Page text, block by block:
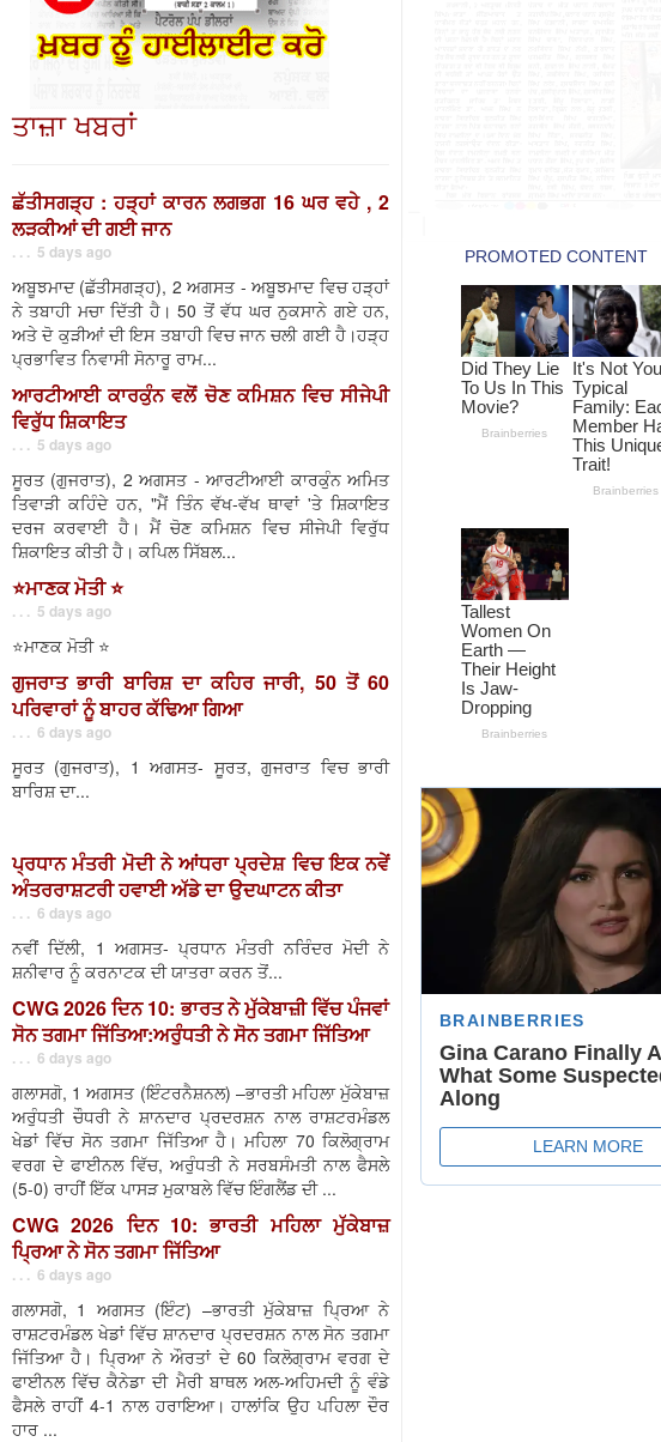
ਤਾਜ਼ਾ ਖਬਰਾਂ
ਛੱਤੀਸਗੜ੍ਹ : ਹੜ੍ਹਾਂ ਕਾਰਨ ਲਗਭਗ 16 ਘਰ ਵਹੇ , 2
ਲੜਕੀਆਂ ਦੀ ਗਈ ਜਾਨ
. . . 5 days ago
ਅਬੂਝਮਾਦ (ਛੱਤੀਸਗੜ੍ਹ), 2 ਅਗਸਤ - ਅਬੂਝਮਾਦ ਵਿਚ ਹੜ੍ਹਾਂ
ਨੇ ਤਬਾਹੀ ਮਚਾ ਦਿੱਤੀ ਹੈ। 50 ਤੋਂ ਵੱਧ ਘਰ ਨੁਕਸਾਨੇ ਗਏ ਹਨ,
ਅਤੇ ਦੋ ਕੁੜੀਆਂ ਦੀ ਇਸ ਤਬਾਹੀ ਵਿਚ ਜਾਨ ਚਲੀ ਗਈ ਹੈ।ਹੜ੍ਹ
ਪ੍ਰਭਾਵਿਤ ਨਿਵਾਸੀ ਸੋਨਾਰੂ ਰਾਮ...
ਆਰਟੀਆਈ ਕਾਰਕੁੰਨ ਵਲੋਂ ਚੋਣ ਕਮਿਸ਼ਨ ਵਿਚ ਸੀਜੇਪੀ
ਵਿਰੁੱਧ ਸ਼ਿਕਾਇਤ
. . . 5 days ago
ਸੂਰਤ (ਗੁਜਰਾਤ), 2 ਅਗਸਤ - ਆਰਟੀਆਈ ਕਾਰਕੁੰਨ ਅਮਿਤ
ਤਿਵਾੜੀ ਕਹਿੰਦੇ ਹਨ, "ਮੈਂ ਤਿੰਨ ਵੱਖ-ਵੱਖ ਥਾਵਾਂ 'ਤੇ ਸ਼ਿਕਾਇਤ
ਦਰਜ ਕਰਵਾਈ ਹੈ। ਮੈਂ ਚੋਣ ਕਮਿਸ਼ਨ ਵਿਚ ਸੀਜੇਪੀ ਵਿਰੁੱਧ
ਸ਼ਿਕਾਇਤ ਕੀਤੀ ਹੈ। ਕਪਿਲ ਸਿੱਬਲ...
⭐️ਮਾਣਕ ਮੋਤੀ ⭐️
. . . 5 days ago
⭐️ਮਾਣਕ ਮੋਤੀ ⭐️
ਗੁਜਰਾਤ ਭਾਰੀ ਬਾਰਿਸ਼ ਦਾ ਕਹਿਰ ਜਾਰੀ, 50 ਤੋਂ 60
ਪਰਿਵਾਰਾਂ ਨੂੰ ਬਾਹਰ ਕੱਢਿਆ ਗਿਆ
. . . 6 days ago
ਸੂਰਤ (ਗੁਜਰਾਤ), 1 ਅਗਸਤ- ਸੂਰਤ, ਗੁਜਰਾਤ ਵਿਚ ਭਾਰੀ
ਬਾਰਿਸ਼ ਦਾ...
ਪ੍ਰਧਾਨ ਮੰਤਰੀ ਮੋਦੀ ਨੇ ਆਂਧਰਾ ਪ੍ਰਦੇਸ਼ ਵਿਚ ਇਕ ਨਵੇਂ
ਅੰਤਰਰਾਸ਼ਟਰੀ ਹਵਾਈ ਅੱਡੇ ਦਾ ਉਦਘਾਟਨ ਕੀਤਾ
. . . 6 days ago
ਨਵੀਂ ਦਿੱਲੀ, 1 ਅਗਸਤ- ਪ੍ਰਧਾਨ ਮੰਤਰੀ ਨਰਿੰਦਰ ਮੋਦੀ ਨੇ
ਸ਼ਨੀਵਾਰ ਨੂੰ ਕਰਨਾਟਕ ਦੀ ਯਾਤਰਾ ਕਰਨ ਤੋਂ...
CWG 2026 ਦਿਨ 10: ਭਾਰਤ ਨੇ ਮੁੱਕੇਬਾਜ਼ੀ ਵਿੱਚ ਪੰਜਵਾਂ
ਸੋਨ ਤਗਮਾ ਜਿੱਤਿਆ:ਅਰੁੰਧਤੀ ਨੇ ਸੋਨ ਤਗਮਾ ਜਿੱਤਿਆ
. . . 6 days ago
ਗਲਾਸਗੋ, 1 ਅਗਸਤ (ਇੰਟਰਨੈਸ਼ਨਲ) –ਭਾਰਤੀ ਮਹਿਲਾ ਮੁੱਕੇਬਾਜ਼
ਅਰੁੰਧਤੀ ਚੌਧਰੀ ਨੇ ਸ਼ਾਨਦਾਰ ਪ੍ਰਦਰਸ਼ਨ ਨਾਲ ਰਾਸ਼ਟਰਮੰਡਲ
ਖੇਡਾਂ ਵਿੱਚ ਸੋਨ ਤਗਮਾ ਜਿੱਤਿਆ ਹੈ। ਮਹਿਲਾ 70 ਕਿਲੋਗ੍ਰਾਮ
ਵਰਗ ਦੇ ਫਾਈਨਲ ਵਿੱਚ, ਅਰੁੰਧਤੀ ਨੇ ਸਰਬਸੰਮਤੀ ਨਾਲ ਫੈਸਲੇ
(5-0) ਰਾਹੀਂ ਇੱਕ ਪਾਸੜ ਮੁਕਾਬਲੇ ਵਿੱਚ ਇੰਗਲੈਂਡ ਦੀ ...
CWG 2026 ਦਿਨ 10: ਭਾਰਤੀ ਮਹਿਲਾ ਮੁੱਕੇਬਾਜ਼
ਪ੍ਰਿਆ ਨੇ ਸੋਨ ਤਗਮਾ ਜਿੱਤਿਆ
. . . 6 days ago
ਗਲਾਸਗੋ, 1 ਅਗਸਤ (ਇੰਟ) –ਭਾਰਤੀ ਮੁੱਕੇਬਾਜ਼ ਪ੍ਰਿਆ ਨੇ
ਰਾਸ਼ਟਰਮੰਡਲ ਖੇਡਾਂ ਵਿੱਚ ਸ਼ਾਨਦਾਰ ਪ੍ਰਦਰਸ਼ਨ ਨਾਲ ਸੋਨ ਤਗਮਾ
ਜਿੱਤਿਆ ਹੈ। ਪ੍ਰਿਆ ਨੇ ਔਰਤਾਂ ਦੇ 60 ਕਿਲੋਗ੍ਰਾਮ ਵਰਗ ਦੇ
ਫਾਈਨਲ ਵਿੱਚ ਕੈਨੇਡਾ ਦੀ ਮੈਰੀ ਬਾਥਲ ਅਲ-ਅਹਿਮਦੀ ਨੂੰ ਵੰਡੇ
ਫੈਸਲੇ ਰਾਹੀਂ 4-1 ਨਾਲ ਹਰਾਇਆ। ਹਾਲਾਂਕਿ ਉਹ ਪਹਿਲਾ ਦੌਰ
ਹਾਰ ...